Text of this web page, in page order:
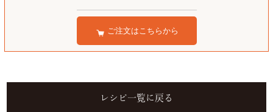
ご注文はこちらから
レシピ一覧に戻る